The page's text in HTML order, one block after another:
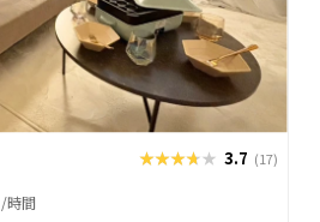
★★★★★
★★★★★ 3.7 (17)
/時間